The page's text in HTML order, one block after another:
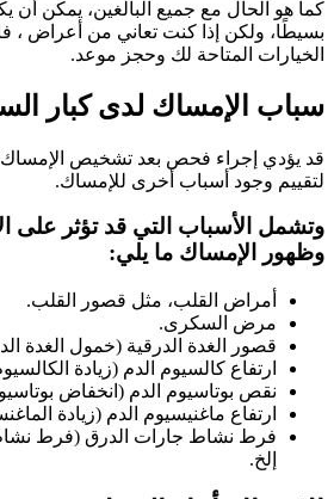
كما هو الحال مع جميع البالغين، يمكن أن
بسيطًا، ولكن إذا كنت تعاني من أعراض ،
الخيارات المتاحة لك وحجز موعد.
سباب الإمساك لدى كبار
قد يؤدي إجراء فحص بعد تشخيص الإمساك
لتقييم وجود أسباب أخرى للإمساك.
وتشمل الأسباب التي قد تؤثر على
وظهور الإمساك ما يلي:
أمراض القلب، مثل قصور القلب.
مرض السكرى.
قصور الغدة الدرقية (خمول الغدة
ارتفاع كالسيوم الدم (زيادة
نقص بوتاسيوم الدم (انخفاض
ارتفاع ماغنيسيوم الدم (زيادة
فرط نشاط جارات الدرق (فرط نشاط
إلخ.